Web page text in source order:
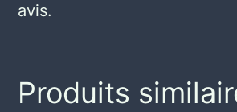
avis.
Produits